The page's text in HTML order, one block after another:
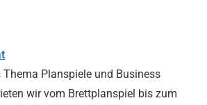
Planspiele und Business
wir vom Brettplanspiel bis zum